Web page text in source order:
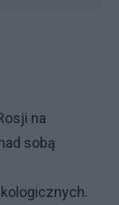
na
sobą